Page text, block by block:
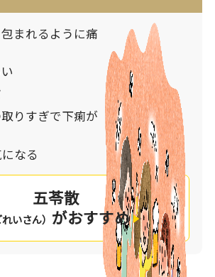
乱されると考えています。めまい
起こる疾患の１つです。
ネルギーである「気」や栄養物質
上手く巡れなくなると起こると考
水分は物理的に「気」「血」の流
め、頭痛などの痛みが起こりやす
に停滞している余分な水分を利尿
経路を用いて体外へ排泄したり、
を発生させないように体を整える
症状を改善します。
含まれておりませんので、眠くな
でも安心して服用いただけます。
めまいをチェックしてみません
まれるように痛
りすぎで下痢が
なる
五苓散
れいさん） がおすすめ